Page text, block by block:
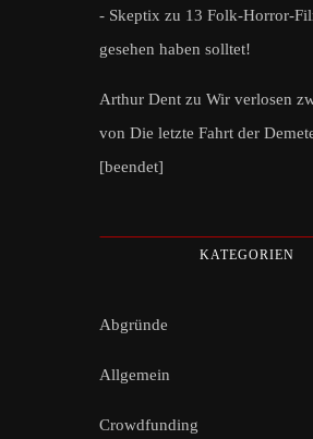
- Skeptix zu 13 Folk-Horror-
gesehen haben solltet!
Arthur Dent zu Wir verlosen
von Die letzte Fahrt der
[beendet]
KATEGORIEN
Abgründe
Allgemein
Crowdfunding